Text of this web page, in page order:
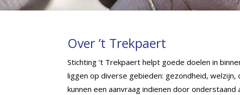
​Over ’t Trekpaert
Stichting ’t Trekpaert helpt goede doelen in
liggen op diverse gebieden: gezondheid,
kunnen een aanvraag indienen door